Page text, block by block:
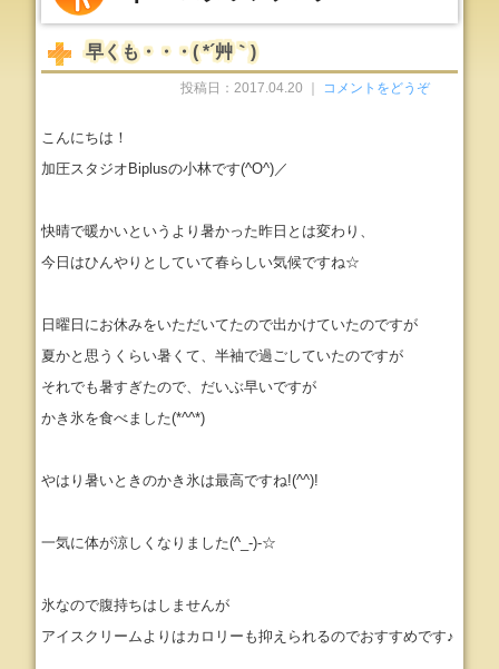
早くも・・・( *´艸｀)
投稿日：2017.04.20 ｜ コメントをどうぞ
こんにちは！
加圧スタジオBiplusの小林です(^O^)／
快晴で暖かいというより暑かった昨日とは変わり、
今日はひんやりとしていて春らしい気候ですね☆
日曜日にお休みをいただいてたので出かけていたのですが
夏かと思うくらい暑くて、半袖で過ごしていたのですが
それでも暑すぎたので、だいぶ早いですが
かき氷を食べました(*^^*)
やはり暑いときのかき氷は最高ですね!(^^)!
一気に体が涼しくなりました(^_-)-☆
氷なので腹持ちはしませんが
アイスクリームよりはカロリーも抑えられるのでおすすめです♪